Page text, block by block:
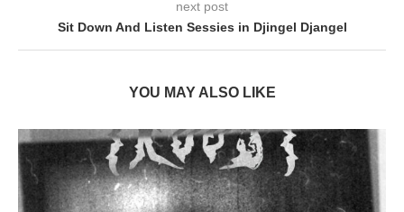
next post
Sit Down And Listen Sessies in Djingel Djangel
YOU MAY ALSO LIKE